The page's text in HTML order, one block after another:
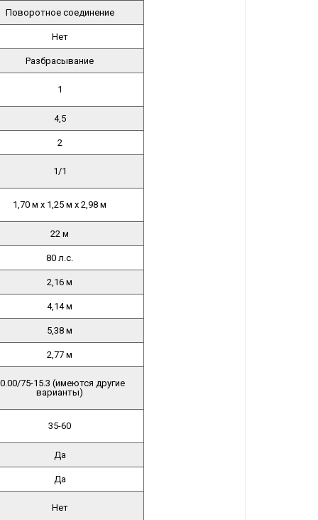
Поворотное соединение
Нет
Разбрасывание
1
4,5
2
1/1
1,70 м x 1,25 м x 2,98 м
22 м
80 л.с.
2,16 м
4,14 м
5,38 м
2,77 м
75-15.3 (имеются другие
варианты)
35-60
Да
Да
Нет